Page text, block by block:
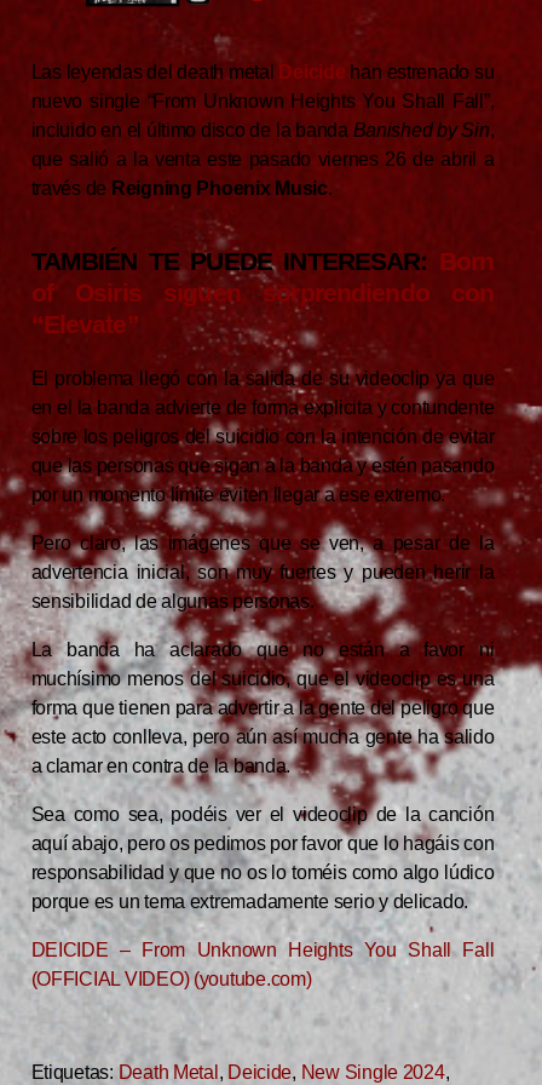
Las leyendas del death metal Deicide han estrenado su
nuevo single “From Unknown Heights You Shall Fall”,
incluido en el último disco de la banda Banished by Sin,
que salió a la venta este pasado viernes 26 de abril a
través de Reigning Phoenix Music.
TAMBIÉN TE PUEDE INTERESAR: Born
of Osiris siguen sorprendiendo con
“Elevate”
El problema llegó con la salida de su videoclip ya que
en el la banda advierte de forma explicita y contundente
sobre los peligros del suicidio con la intención de evitar
que las personas que sigan a la banda y estén pasando
por un momento límite eviten llegar a ese extremo.
Pero claro, las imágenes que se ven, a pesar de la
advertencia inicial, son muy fuertes y pueden herir la
sensibilidad de algunas personas.
La banda ha aclarado que no están a favor ni
muchísimo menos del suicidio, que el videoclip es una
forma que tienen para advertir a la gente del peligro que
este acto conlleva, pero aún así mucha gente ha salido
a clamar en contra de la banda.
Sea como sea, podéis ver el videoclip de la canción
aquí abajo, pero os pedimos por favor que lo hagáis con
responsabilidad y que no os lo toméis como algo lúdico
porque es un tema extremadamente serio y delicado.
DEICIDE – From Unknown Heights You Shall Fall
(OFFICIAL VIDEO) (youtube.com)
Etiquetas: Death Metal , Deicide, New Single 2024,